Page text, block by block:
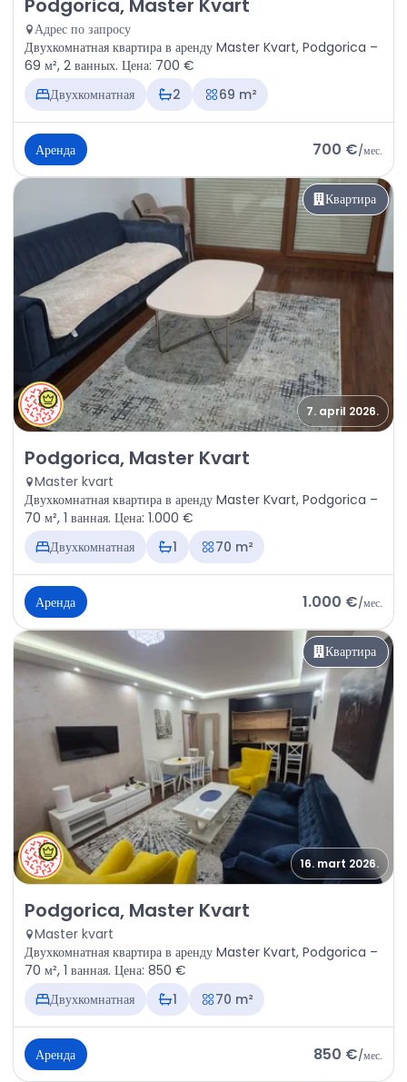
Podgorica, Master Kvart
Адрес по запросу
Двухкомнатная квартира в аренду Master Kvart, Podgorica –
69 м², 2 ванных. Цена: 700 €
Двухкомнатная
2 69 m²
Аренда 700 €/мес.
Квартира
7. april 2026.
Аренда - Квартира Podgorica, Master Kvart
Podgorica, Master Kvart
Master kvart
Двухкомнатная квартира в аренду Master Kvart, Podgorica –
70 м², 1 ванная. Цена: 1.000 €
Двухкомнатная
1 70 m²
Аренда 1.000 €/мес.
Квартира
16. mart 2026.
Аренда - Квартира Podgorica, Master Kvart
Podgorica, Master Kvart
Master kvart
Двухкомнатная квартира в аренду Master Kvart, Podgorica –
70 м², 1 ванная. Цена: 850 €
Двухкомнатная
1 70 m²
Аренда 850 €/мес.